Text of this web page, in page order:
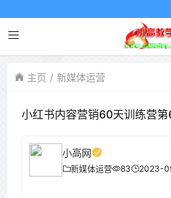
主页 新媒体运营
小红书内容营销60天训练营第
小高网
新媒体运营 83 2023-